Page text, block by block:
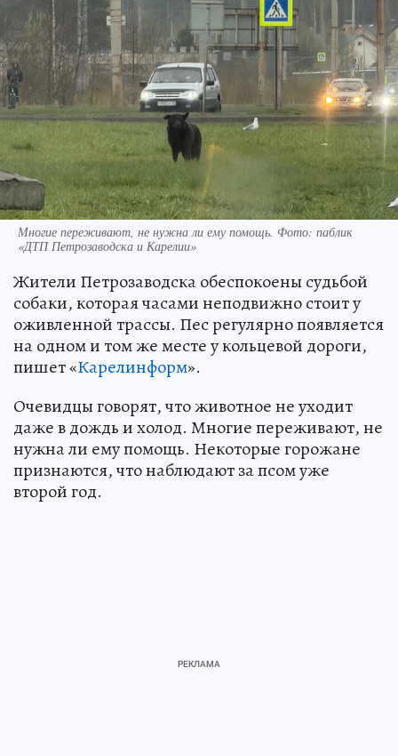
Многие переживают, не нужна ли ему помощь. Фото: паблик
«ДТП Петрозаводска и Карелии»
Жители Петрозаводска обеспокоены судьбой
собаки, которая часами неподвижно стоит у
оживленной трассы. Пес регулярно появляется
на одном и том же месте у кольцевой дороги,
пишет «Карелинформ».
Очевидцы говорят, что животное не уходит
даже в дождь и холод. Многие переживают, не
нужна ли ему помощь. Некоторые горожане
признаются, что наблюдают за псом уже
второй год.